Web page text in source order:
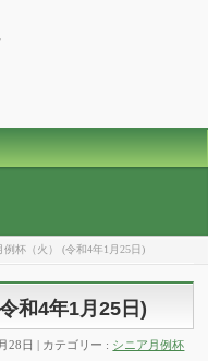
杯（火） (令和4年1月25日)
和4年1月25日)
28日 カテゴリー : シニア月例杯